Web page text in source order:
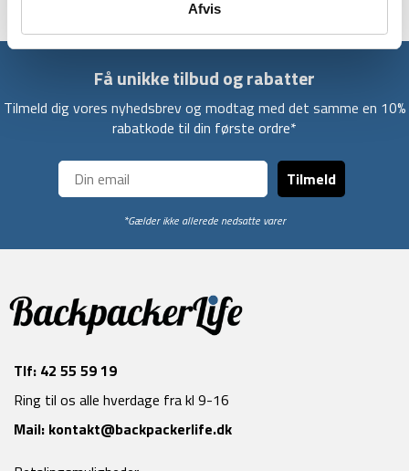
Afvis
Få unikke tilbud og rabatter
Tilmeld dig vores nyhedsbrev og modtag med det samme en 10%
rabatkode til din første ordre*
Tilmeld
*Gælder ikke allerede nedsatte varer
Tlf: 42 55 59 19
Ring til os alle hverdage fra kl 9-16
Mail: kontakt@backpackerlife.dk